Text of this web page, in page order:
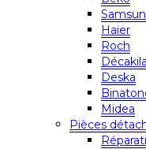
Haier
Roch
Décakila
Deska
Midea
Pièces